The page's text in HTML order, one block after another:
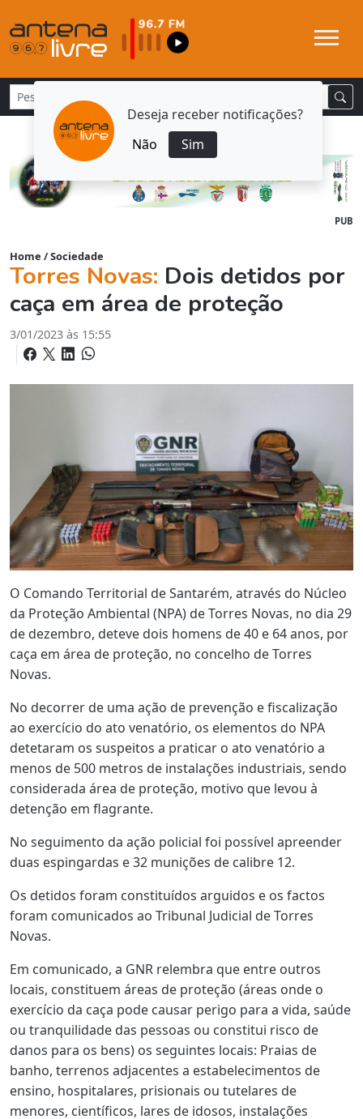
Deseja receber notificações?
Não
Sim
PUB
Home /Sociedade
Torres Novas: Dois detidos por
caça em área de proteção
3/01/2023 às 15:55
O Comando Territorial de Santarém, através do Núcleo
da Proteção Ambiental (NPA) de Torres Novas, no dia 29
de dezembro, deteve dois homens de 40 e 64 anos, por
caça em área de proteção, no concelho de Torres
Novas.
No decorrer de uma ação de prevenção e fiscalização
ao exercício do ato venatório, os elementos do NPA
detetaram os suspeitos a praticar o ato venatório a
menos de 500 metros de instalações industriais, sendo
considerada área de proteção, motivo que levou à
detenção em flagrante.
No seguimento da ação policial foi possível apreender
duas espingardas e 32 munições de calibre 12.
Os detidos foram constituídos arguidos e os factos
foram comunicados ao Tribunal Judicial de Torres
Novas.
Em comunicado, a GNR relembra que entre outros
locais, constituem áreas de proteção (áreas onde o
exercício da caça pode causar perigo para a vida, saúde
ou tranquilidade das pessoas ou constitui risco de
danos para os bens) os seguintes locais: Praias de
banho, terrenos adjacentes a estabelecimentos de
ensino, hospitalares, prisionais ou tutelares de
menores, científicos, lares de idosos, instalações